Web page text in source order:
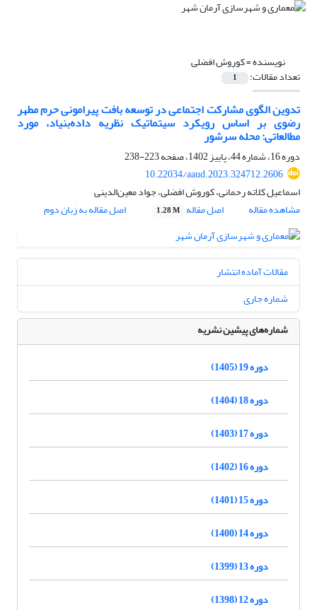
نویسنده =کوروش افضلی
تعداد مقالات: 1
تدوین الگوی مشارکت اجتماعی در توسعه بافت پیرامونی حرم مطهر
رضوی بر اساس رویکرد سیتماتیک نظریه داده‌‌بنیاد، مورد
مطالعاتی: محله سرشور
دوره 16، شماره 44، پاییز 1402، صفحه
223-238
10.22034/aaud.2023.324712.2606
اسماعیل کلاته رحمانی، کوروش افضلی، جواد معین‌الدینی
مشاهده مقاله
اصل مقاله 1.28 M اصل مقاله به زبان دوم
مقالات آماده انتشار
شماره جاری
شماره‌های پیشین نشریه
دوره 19 (1405)
دوره 18 (1404)
دوره 17 (1403)
دوره 16 (1402)
دوره 15 (1401)
دوره 14 (1400)
دوره 13 (1399)
دوره 12 (1398)